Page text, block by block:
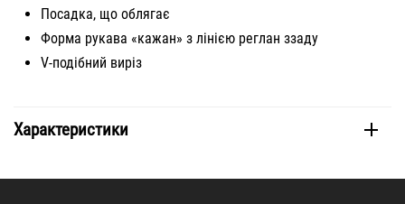
Посадка, що облягає
Форма рукава «кажан» з лінією реглан ззаду
V-подібний виріз
Характеристики